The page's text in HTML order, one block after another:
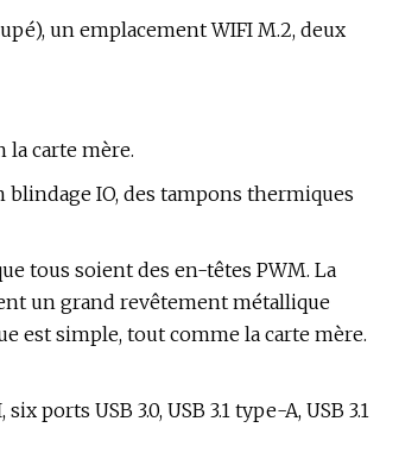
un emplacement WIFI M.2, deux
la carte mère.
blindage IO, des tampons thermiques
tous soient des en-têtes PWM. La
un grand revêtement métallique
est simple, tout comme la carte mère.
ports USB 3.0, USB 3.1 type-A, USB 3.1